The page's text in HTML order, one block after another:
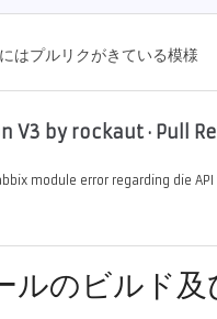
はプルリクがきている模様
V3 by rockaut · Pull
module error regarding die API
ルのビルド及